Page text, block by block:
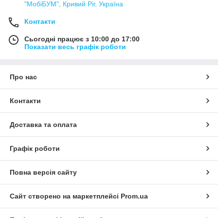
"МобіБУМ", Кривий Ріг, Україна
Контакти
Сьогодні працює з 10:00 до 17:00
Показати весь графік роботи
Про нас
Контакти
Доставка та оплата
Графік роботи
Повна версія сайту
Сайт створено на маркетплейсі Prom.ua